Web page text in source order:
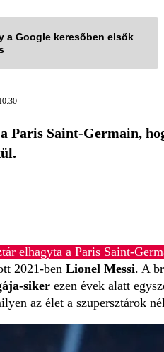
a Google keresőben elsők
Paris Saint-Germain,
elhagyta a Paris Saint-
2021-ben Lionel Messi. A
siker ezen évek alatt
az élet a szupersztárok